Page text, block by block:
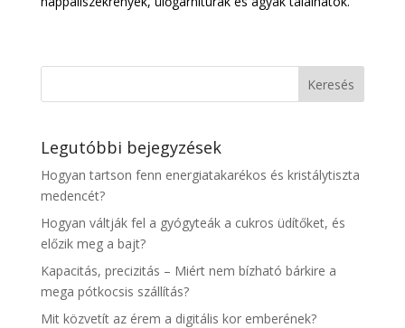
Legutóbbi bejegyzések
Hogyan tartson fenn energiatakarékos és kristálytiszta
medencét?
Hogyan váltják fel a gyógyteák a cukros üdítőket, és
előzik meg a bajt?
Kapacitás, precizitás – Miért nem bízható bárkire a
mega pótkocsis szállítás?
Mit közvetít az érem a digitális kor emberének?